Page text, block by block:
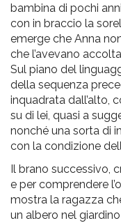
bambina di pochi
con in braccio la
emerge che Anna
che l’avevano
Sul piano del
della sequenza
inquadrata dall’alto,
su di lei, quasi a
nonché una sorta di
con la condizione
Il brano successivo,
e per comprendere
mostra la ragazza
un albero nel